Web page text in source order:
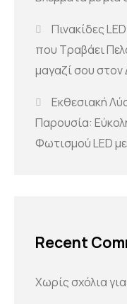
Πινακίδες
που Τραβάει
μαγαζί σου
Εκθεσιακή
Παρουσία:
Φωτισμού LED
Recent
Χωρίς σχόλια